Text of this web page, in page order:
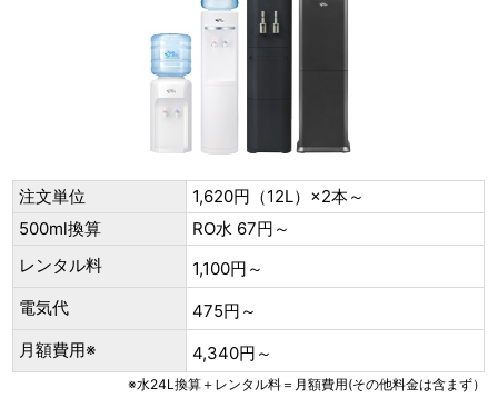
注文単位
1,620円（12L）×2本～
500ml換算
RO水 67円～
レンタル料
1,100円～
電気代
475円～
月額費用※
4,340円～
※水24L換算＋レンタル料＝月額費用(その他料金は含まず）